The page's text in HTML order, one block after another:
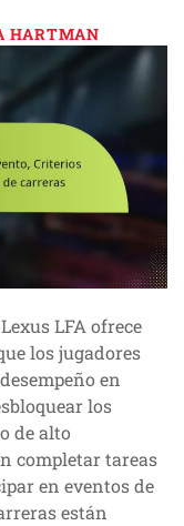
HARTMAN
LFA ofrece
los jugadores
en
los
de alto
completar tareas
en eventos de
están